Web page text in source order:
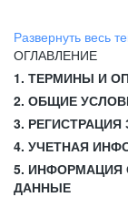
Развернуть весь
ОГЛАВЛЕНИЕ
1. ТЕРМИНЫ И
2. ОБЩИЕ
3.
4. УЧЕТНАЯ
5. ИНФОРМАЦИЯ
ДАННЫЕ